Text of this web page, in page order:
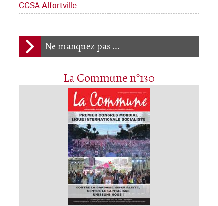
CCSA Alfortville
Ne manquez pas ...
La Commune n°130